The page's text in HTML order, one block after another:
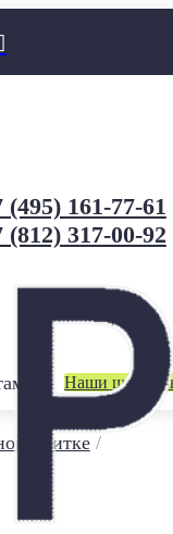
(495) 161-77-61
(812) 317-00-92
Наши
плитке/